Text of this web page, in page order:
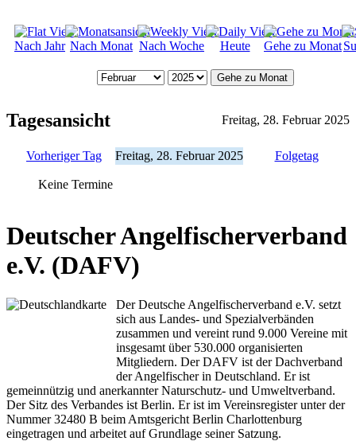
Nach Jahr Nach Monat Nach Woche Heute Gehe zu Monat
Gehe zu Monat
Tagesansicht Freitag, 28. Februar 2025
Vorheriger Tag Freitag, 28. Februar 2025 Folgetag
Keine Termine
Deutscher Angelfischerverband
e.V. (DAFV)
Der Deutsche Angelfischerverband e.V. setzt
sich aus Landes- und Spezialverbänden
zusammen und vereint rund 9.000 Vereine mit
insgesamt über 530.000 organisierten
Mitgliedern. Der DAFV ist der Dachverband
der Angelfischer in Deutschland. Er ist
gemeinnützig und anerkannter Naturschutz- und Umweltverband.
Der Sitz des Verbandes ist Berlin. Er ist im Vereinsregister unter der
Nummer 32480 B beim Amtsgericht Berlin Charlottenburg
eingetragen und arbeitet auf Grundlage seiner Satzung.